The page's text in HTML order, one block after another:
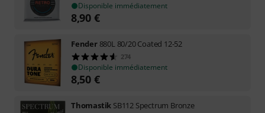
Disponible immédiatement
8,90 €
Fender 880L 80/20 Coated 12-52
274
Disponible immédiatement
8,50 €
Thomastik SB112 Spectrum Bronze